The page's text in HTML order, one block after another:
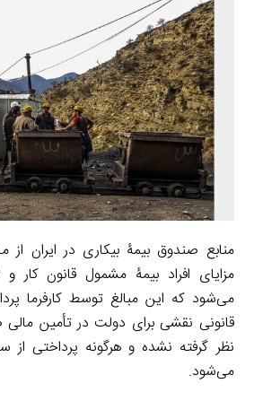
مزایای افراد بیمۀ مشمول قانون کار
می‌شود که این مبالغ توسط کارفرما
قانونی نقشی برای دولت در تأمین
نظر گرفته نشده و هرگونه پرداختی
می‌شود.